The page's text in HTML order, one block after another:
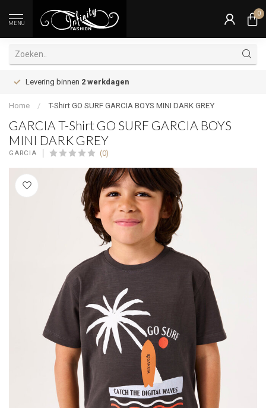
MENU
0
Levering binnen 2 werkdagen
Home / T-Shirt GO SURF GARCIA BOYS MINI DARK GREY
GARCIA T-Shirt GO SURF GARCIA BOYS
MINI DARK GREY
GARCIA (0)